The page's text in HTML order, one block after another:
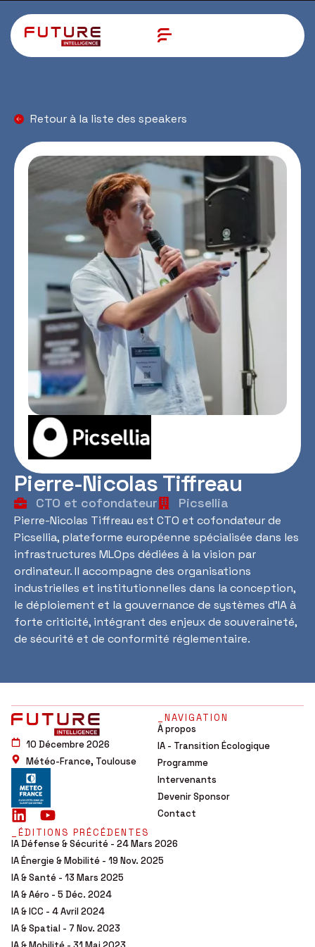
Retour à la liste des speakers
Pierre-Nicolas Tiffreau
CTO et cofondateur Picsellia
Pierre-Nicolas Tiffreau est CTO et cofondateur de
Picsellia, plateforme européenne spécialisée dans les
infrastructures MLOps dédiées à la vision par
ordinateur. Il accompagne des organisations
industrielles et institutionnelles dans la conception,
le déploiement et la gouvernance de systèmes d’IA à
forte criticité, intégrant des enjeux de souveraineté,
de sécurité et de conformité réglementaire.
10 Décembre 2026
Météo-France, Toulouse
_NAVIGATION
À propos
IA - Transition Écologique
Programme
Intervenants
Devenir Sponsor
Contact
_ÉDITIONS PRÉCÉDENTES
IA Défense & Sécurité - 24 Mars 2026
IA Énergie & Mobilité - 19 Nov. 2025
IA & Santé - 13 Mars 2025
IA & Aéro - 5 Déc. 2024
IA & ICC - 4 Avril 2024
IA & Spatial - 7 Nov. 2023